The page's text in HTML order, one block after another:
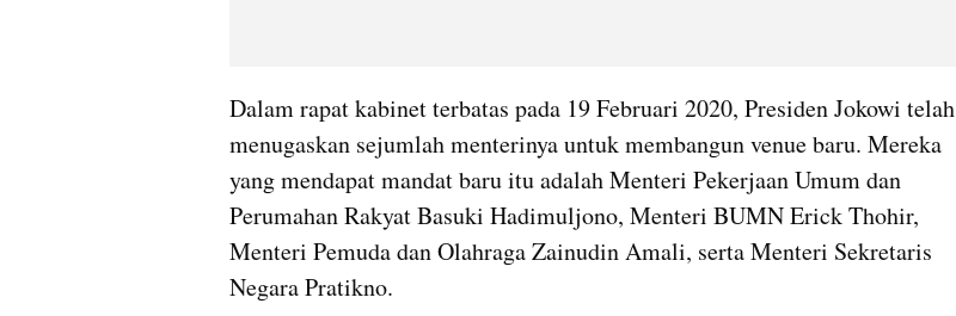
Dalam rapat kabinet terbatas pada 19 Februari 2020, Presiden Jokowi telah
menugaskan sejumlah menterinya untuk membangun venue baru. Mereka
yang mendapat mandat baru itu adalah Menteri Pekerjaan Umum dan
Perumahan Rakyat Basuki Hadimuljono, Menteri BUMN Erick Thohir,
Menteri Pemuda dan Olahraga Zainudin Amali, serta Menteri Sekretaris
Negara Pratikno.